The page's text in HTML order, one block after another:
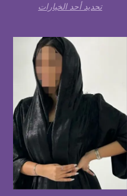
تحديد أحد الخيارات